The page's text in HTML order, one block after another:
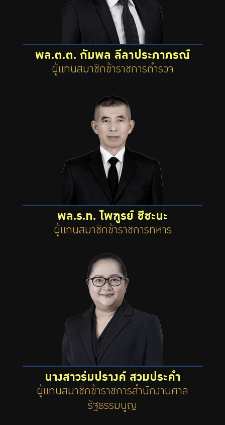
พล.ต.ต. กัมพล ลีลาประภาภรณ์
ผู้แทนสมาชิกข้าราชการตำรวจ
พล.ร.ท. ไพฑูรย์ ชีชะนะ
ผู้แทนสมาชิกข้าราชการทหาร
นางสาวร่มปรางค์ สวมประคำ
ผู้แทนสมาชิกข้าราชการสำนักงานศาล
รัฐธรรมนูญ